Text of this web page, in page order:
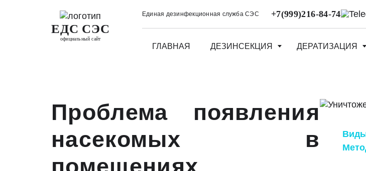
ЕДС СЭС
официальный сайт
Единая дезинфекционная служба СЭС +7(999)216-84-74
ГЛАВНАЯ ДЕЗИНСЕКЦИЯ ДЕРАТИЗАЦИЯ
Проблема появления
насекомых в